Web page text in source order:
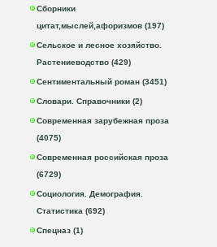
Сборники
цитат,мыслей,афоризмов (197)
Сельское и лесное хозяйство.
Растениеводство (429)
Сентиментальный роман (3451)
Словари. Справочники (2)
Современная зарубежная проза
(4075)
Современная российская проза
(6729)
Социология. Демография.
Статистика (692)
Спецназ (1)